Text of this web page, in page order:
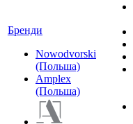
Бренди
Nowodvorski
(Польша)
Amplex
(Польша)